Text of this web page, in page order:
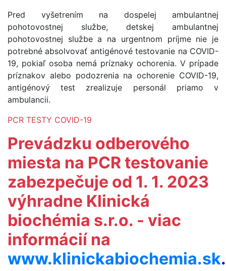
Pred vyšetrením na dospelej ambulantnej
pohotovostnej službe, detskej ambulantnej
pohotovostnej službe a na urgentnom príjme nie je
potrebné absolvovať antigénové testovanie na COVID-
19, pokiaľ osoba nemá príznaky ochorenia. V prípade
príznakov alebo podozrenia na ochorenie COVID-19,
antigénový test zrealizuje personál priamo v
ambulancii.
PCR TESTY COVID-19
Prevádzku odberového
miesta na PCR testovanie
zabezpečuje od 1. 1. 2023
výhradne Klinická
biochémia s.r.o. - viac
informácií na
www.klinickabiochemia.sk.